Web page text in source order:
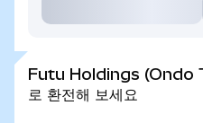
Futu Holdings (Ondo
로 환전해 보세요